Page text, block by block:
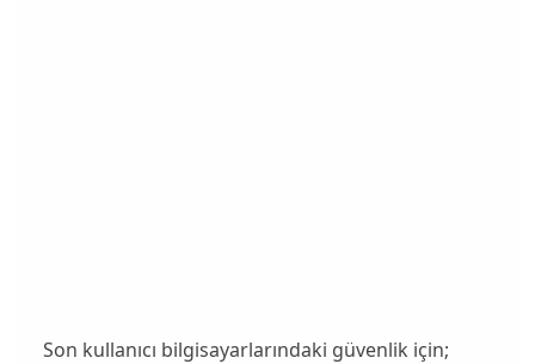
Son kullanıcı bilgisayarlarındaki güvenlik için;